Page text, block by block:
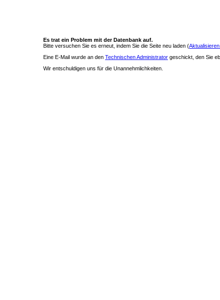
Es trat ein Problem mit der Datenbank auf.
Bitte versuchen Sie es erneut, indem Sie die Seite neu laden (
Eine E-Mail wurde an den Technischen Administrator geschickt, den Sie
Wir entschuldigen uns für die Unannehmlichkeiten.